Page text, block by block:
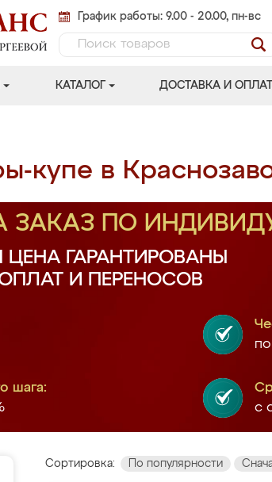
График работы: 9.00 - 20.00, пн-вс
КАТАЛОГ ДОСТАВКА И
купе в
ЗАКАЗ ПО
ГАРАНТИРОВАНЫ
И ПЕРЕНОСОВ
шага:
с
Сортировка: По популярности